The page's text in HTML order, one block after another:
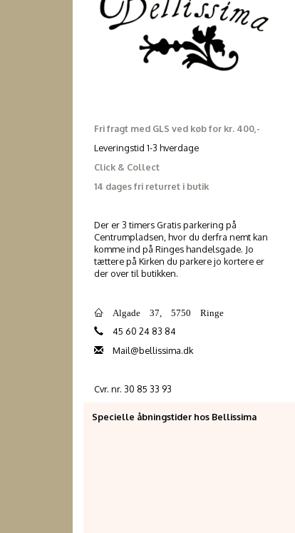
Fri fragt med GLS ved køb for kr. 400,-
Leveringstid 1-3 hverdage
Click & Collect
14 dages fri returret i butik
Der er 3 timers Gratis parkering på
Centrumpladsen, hvor du derfra nemt kan
komme ind på Ringes handelsgade. Jo
tættere på Kirken du parkere jo kortere er
der over til butikken.
Algade 37, 5750 Ringe
45 60 24 83 84
Mail@bellissima.dk
Cvr. nr. 30 85 33 93
Specielle åbningstider hos Bellissima